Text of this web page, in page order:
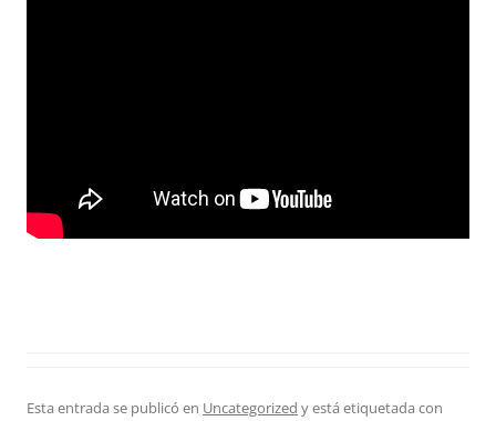
Esta entrada se publicó en Uncategorized y está etiquetada con